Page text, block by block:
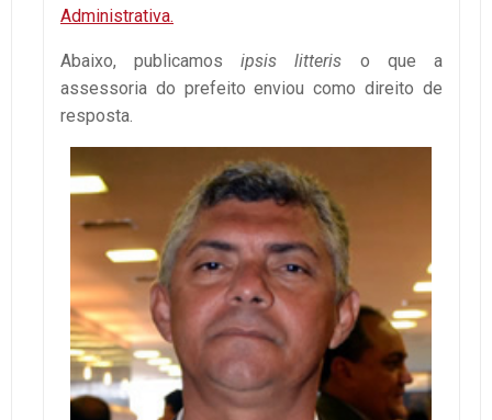
Administrativa.
Abaixo, publicamosipsis litteris o que a
assessoria do prefeito enviou como direito de
resposta.